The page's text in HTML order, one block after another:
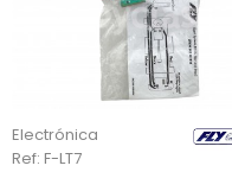
Electrónica
Ref: F-LT7